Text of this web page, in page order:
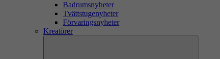
Badrumsnyheter
Tvättstugenyheter
Förvaringsnyheter
Kreatörer